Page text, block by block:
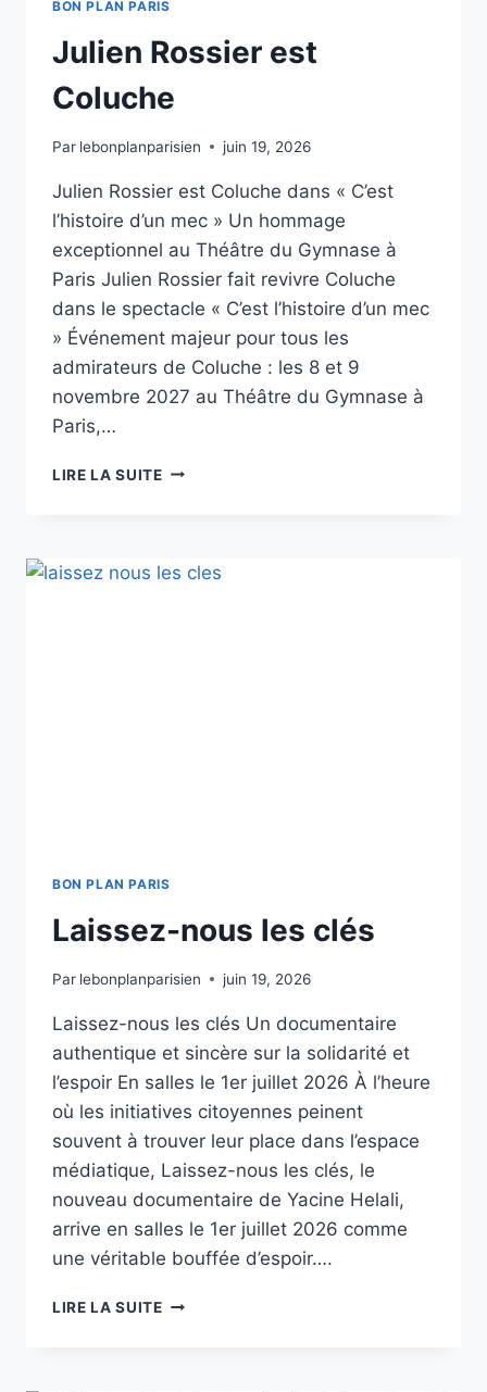
BON PLAN PARIS
Julien Rossier est
Coluche
Par lebonplanparisien juin 19, 2026
Julien Rossier est Coluche dans « C’est
l’histoire d’un mec » Un hommage
exceptionnel au Théâtre du Gymnase à
Paris Julien Rossier fait revivre Coluche
dans le spectacle « C’est l’histoire d’un mec
» Événement majeur pour tous les
admirateurs de Coluche : les 8 et 9
novembre 2027 au Théâtre du Gymnase à
Paris,…
LIRE LA SUITEJULIEN
BON PLAN PARIS
Laissez-nous les clés
Par lebonplanparisien juin 19, 2026
Laissez-nous les clés Un documentaire
authentique et sincère sur la solidarité et
l’espoir En salles le 1er juillet 2026 À l’heure
où les initiatives citoyennes peinent
souvent à trouver leur place dans l’espace
médiatique, Laissez-nous les clés, le
nouveau documentaire de Yacine Helali,
arrive en salles le 1er juillet 2026 comme
une véritable bouffée d’espoir….
LIRE LA SUITELAISSEZ-